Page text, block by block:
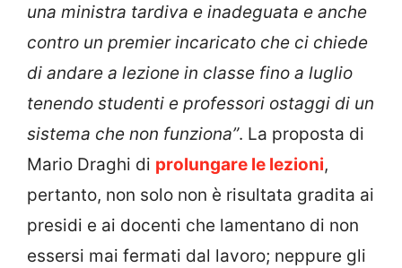
una ministra tardiva e inadeguata e anche
contro un premier incaricato che ci chiede
di andare a lezione in classe fino a luglio
tenendo studenti e professori ostaggi di un
sistema che non funziona”. La proposta di
Mario Draghi di prolungare le lezioni,
pertanto, non solo non è risultata gradita ai
presidi e ai docenti che lamentano di non
essersi mai fermati dal lavoro; neppure gli